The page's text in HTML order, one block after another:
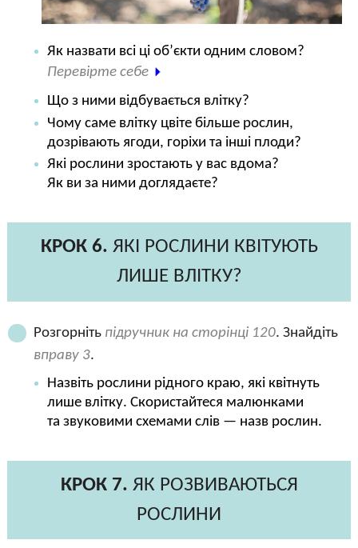
Як назвати всі ці об’єкти одним словом?
Перевірте себе
Що з ними відбувається влітку?
Чому саме влітку цвіте більше рослин,
дозрівають ягоди, горіхи та інші плоди?
Які рослини зростають у вас вдома?
Як ви за ними доглядаєте?
КРОК 6. ЯКІ РОСЛИНИ КВІТУЮТЬ
ЛИШЕ ВЛІТКУ?
Розгорніть підручник на сторінці 120. Знайдіть
вправу 3.
Назвіть рослини рідного краю, які квітнуть
лише влітку. Скористайтеся малюнками
та звуковими схемами слів — назв рослин.
КРОК 7. ЯК РОЗВИВАЮТЬСЯ
РОСЛИНИ